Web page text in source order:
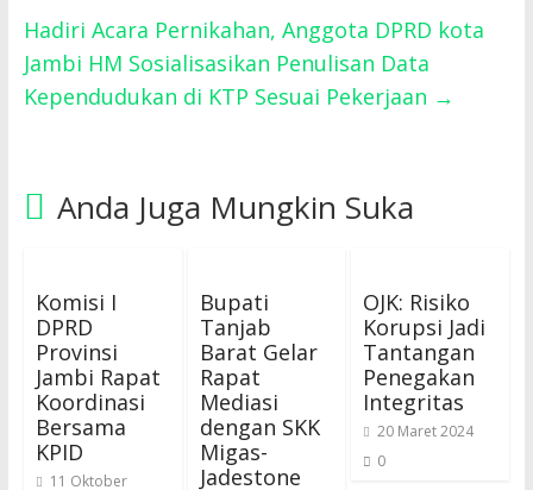
Hadiri Acara Pernikahan, Anggota DPRD kota
Jambi HM Sosialisasikan Penulisan Data
Kependudukan di KTP Sesuai Pekerjaan →
Anda Juga Mungkin Suka
Komisi I
DPRD
Provinsi
Jambi Rapat
Koordinasi
Bersama
KPID
11 Oktober
Bupati
Tanjab
Barat Gelar
Rapat
Mediasi
dengan SKK
Migas-
Jadestone
OJK: Risiko
Korupsi Jadi
Tantangan
Penegakan
Integritas
20 Maret 2024
0